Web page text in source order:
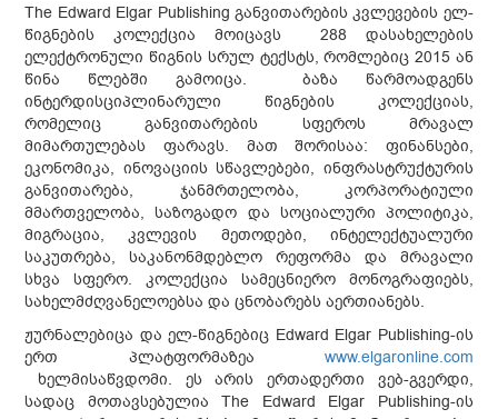
The Edward Elgar Publishing განვითარების კვლევების ელ-
წიგნების კოლექცია მოიცავს 288 დასახელების
ელექტრონული წიგნის სრულ ტექსტს, რომლებიც 2015 ან
წინა წლებში გამოიცა. ბაზა წარმოადგენს
ინტერდისციპლინარული წიგნების კოლექციას,
რომელიც განვითარების სფეროს მრავალ
მიმართულებას ფარავს. მათ შორისაა: ფინანსები,
ეკონომიკა, ინოვაციის სწავლებები, ინფრასტრუქტურის
განვითარება, ჯანმრთელობა, კორპორატიული
მმართველობა, საზოგადო და სოციალური პოლიტიკა,
მიგრაცია, კვლევის მეთოდები, ინტელექტუალური
საკუთრება, საკანონმდებლო რეფორმა და მრავალი
სხვა სფერო. კოლექცია სამეცნიერო მონოგრაფიებს,
სახელმძღვანელოებსა და ცნობარებს აერთიანებს.
ჟურნალებიცა და ელ-წიგნებიც Edward Elgar Publishing-ის
ერთ პლატფორმაზეა www.elgaronline.com
ხელმისაწვდომი. ეს არის ერთადერთი ვებ-გვერდი,
სადაც მოთავსებულია The Edward Elgar Publishing-ის